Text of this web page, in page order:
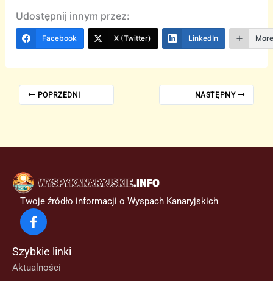
Udostępnij innym przez:
Facebook X (Twitter) LinkedIn
POPRZEDNI NASTĘPNY
Twoje źródło informacji o Wyspach Kanaryjskich
Szybkie linki
Aktualności